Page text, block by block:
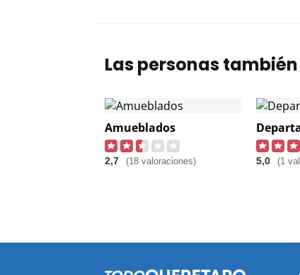
Las personas
Amueblados
2,7 (18 valoraciones) 5,0 (1